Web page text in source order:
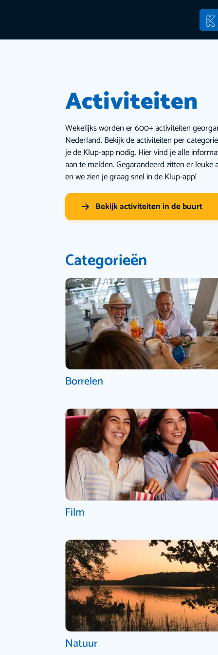
Activiteiten
Wekelijks worden er 600+ activiteiten
Nederland. Bekijk de activiteiten per
je de Klup-app nodig. Hier vind je alle
aan te melden. Gegarandeerd zitten er
en we zien je graag snel in de Klup-app!
Bekijk activiteiten in de buurt
Categorieën
Borrelen
Film
Natuur